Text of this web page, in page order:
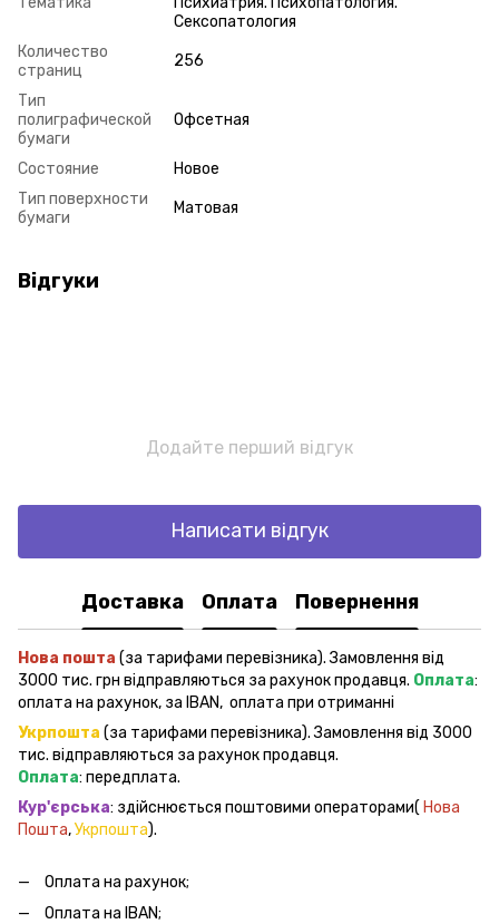
Сексопатология
Количество
страниц
256
Тип
полиграфической
бумаги
Офсетная
Состояние
Новое
Тип поверхности
бумаги
Матовая
Відгуки
Додайте перший відгук
Написати відгук
Доставка Оплата Повернення
Нова пошта (за тарифами перевізника). Замовлення від
3000 тис. грн відправляються за рахунок продавця. Оплата:
оплата на рахунок, за IBAN, оплата при отриманні
Укрпошта (за тарифами перевізника). Замовлення від 3000
тис. відправляються за рахунок продавця.
Оплата: передплата.
Кур'єрська: здійснюється поштовими операторами( Нова
Пошта,Укрпошта).
Оплата на рахунок;
Оплата на IBAN;